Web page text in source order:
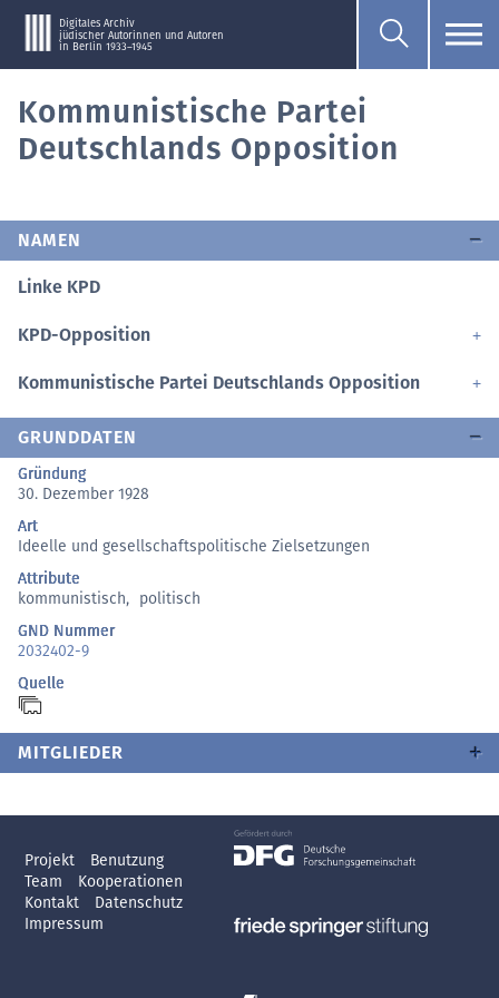
Digitales Archiv
jüdischer Autorinnen und Autoren
in Berlin 1933–1945
Kommunistische Partei
Deutschlands Opposition
NAMEN
Linke KPD
KPD-Opposition
Kommunistische Partei Deutschlands Opposition
GRUNDDATEN
Gründung
30. Dezember 1928
Art
Ideelle und gesellschaftspolitische Zielsetzungen
Attribute
kommunistisch, politisch
GND Nummer
2032402-9
Quelle
MITGLIEDER
Projekt
Benutzung
Team
Kooperationen
Kontakt
Datenschutz
Impressum